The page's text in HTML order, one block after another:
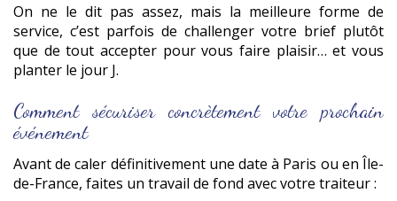
On ne le dit pas assez, mais la meilleure forme de
service, c’est parfois de challenger votre brief plutôt
que de tout accepter pour vous faire plaisir… et vous
planter le jour J.
Comment sécuriser concrètement votre prochain
événement
Avant de caler définitivement une date à Paris ou en Île-
de-France, faites un travail de fond avec votre traiteur :